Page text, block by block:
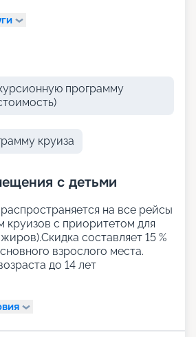
программу
круиза
с детьми
на все рейсы
круизов с приоритетом для
составляет 15 %
взрослого места.
до 14 лет